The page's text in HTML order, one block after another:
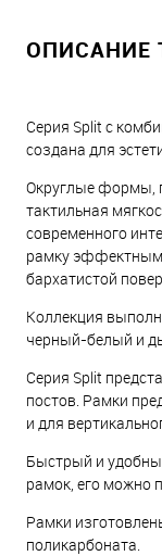
ОПИСАНИЕ
Серия Split с
создана для
Округлые формы,
тактильная
современного
рамку эффектным
бархатистой
Коллекция
черный-белый и
Серия Split
постов. Рамки
и для
Быстрый и
рамок, его можно
Рамки
поликарбоната.